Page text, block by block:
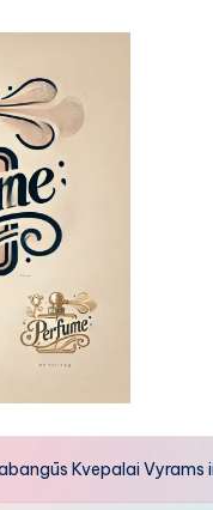
Kvepalai Vyrams